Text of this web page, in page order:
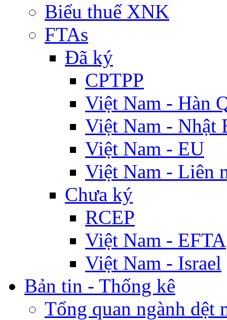
Biểu thuế XNK
FTAs
Đã ký
CPTPP
Việt Nam - Hàn
Việt Nam - Nhật
Việt Nam - EU
Việt Nam - Liên
Chưa ký
RCEP
Việt Nam - EFTA
Việt Nam - Israel
Bản tin - Thống kê
Tổng quan ngành dệt